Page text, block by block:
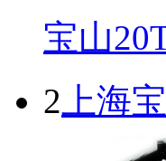
宝山
2 上海